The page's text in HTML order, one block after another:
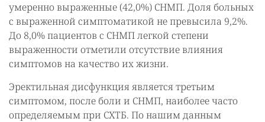
умеренно выраженные (42,0%) СНМП. Доля больных
с выраженной симптоматикой не превысила 9,2%.
До 8,0% пациентов с СНМП легкой степени
выраженности отметили отсутствие влияния
симптомов на качество их жизни.
Эректильная дисфункция является третьим
симптомом, после боли и СНМП, наиболее часто
определяемым при СХТБ. По нашим данным